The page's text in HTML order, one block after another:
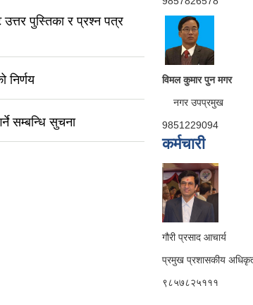
पुस्तिका र प्रश्न पत्र
निर्णय
सम्बन्धि सुचना
विमल कुमार पुन मगर
नगर उपप्रमुख
9851229094
कर्मचारी
गौरी प्रसाद आचार्य
प्रमुख प्रशासकीय
९८५७८२५१११